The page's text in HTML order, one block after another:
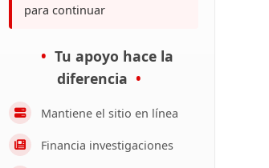
para continuar
Tu apoyo hace la
diferencia
Mantiene el sitio en línea
Financia investigaciones